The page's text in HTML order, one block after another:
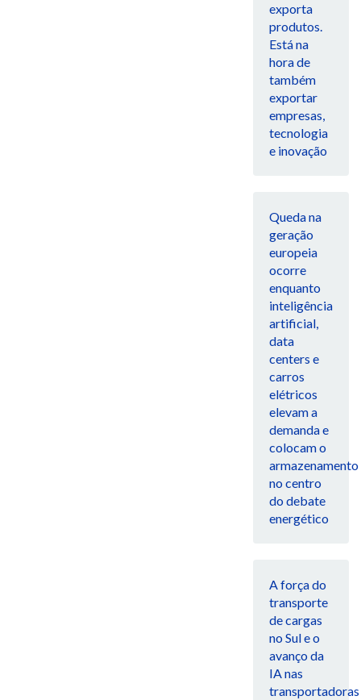
exporta
produtos.
Está na
hora de
também
exportar
empresas,
tecnologia
e inovação
Queda na
geração
europeia
ocorre
enquanto
inteligência
artificial,
data
centers e
carros
elétricos
elevam a
demanda e
colocam o
armazenamento
no centro
do debate
energético
A força do
transporte
de cargas
no Sul e o
avanço da
IA nas
transportadoras